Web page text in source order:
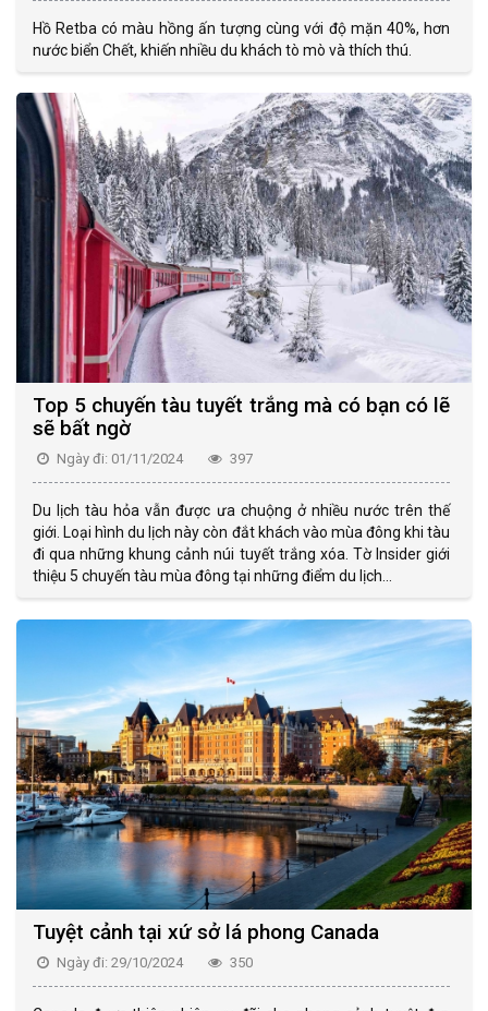
Hồ Retba có màu hồng ấn tượng cùng với độ mặn 40%, hơn
nước biển Chết, khiến nhiều du khách tò mò và thích thú.
Top 5 chuyến tàu tuyết trắng mà có bạn có lẽ
sẽ bất ngờ
Ngày đi: 01/11/2024 397
Du lịch tàu hỏa vẫn được ưa chuộng ở nhiều nước trên thế
giới. Loại hình du lịch này còn đắt khách vào mùa đông khi tàu
đi qua những khung cảnh núi tuyết trắng xóa. Tờ Insider giới
thiệu 5 chuyến tàu mùa đông tại những điểm du lịch...
Tuyệt cảnh tại xứ sở lá phong Canada
Ngày đi: 29/10/2024 350